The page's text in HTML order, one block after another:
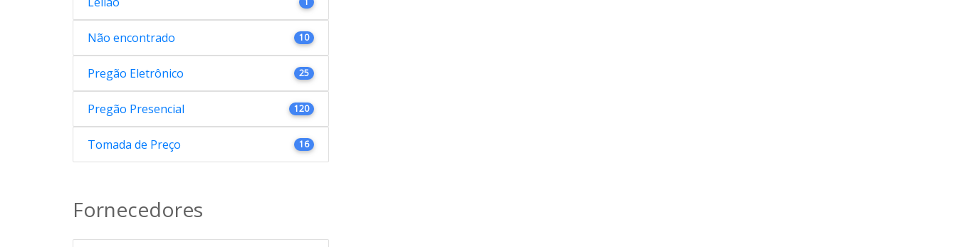
Não encontrado 10
Pregão Eletrônico 25
Pregão Presencial 120
Tomada de Preço 16
Fornecedores